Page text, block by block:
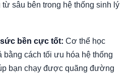
sâu bên trong hệ thống sinh lý
bền cực tốt: Cơ thể học
bằng cách tối ưu hóa hệ thống
bạn chạy được quãng đường